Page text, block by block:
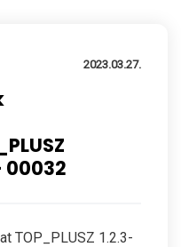
2023.03.27.
00032
TOP_PLUSZ 1.2.3-